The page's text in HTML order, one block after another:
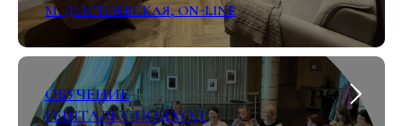
М. ДОСТОЕВСКАЯ, ON-LINE
ОБУЧЕНИЕ
ГЕШТАЛЬТ-ПОДХОД